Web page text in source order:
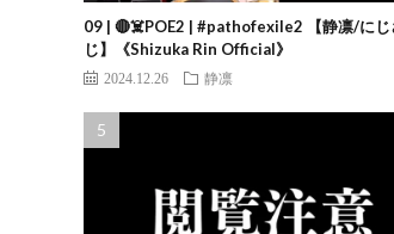
09 | 🔴☠️POE2 | #pathofexile2 【静凛/にじ
じ】《Shizuka Rin Official》
2024.12.26 静凛